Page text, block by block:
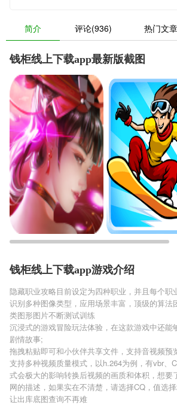
简介 评论(936) 热门文章
钱柜线上下载app最新版截图
钱柜线上下载app游戏介绍
隐藏职业攻略目前设定为四种职业，并且每个职
识别多种图像类型，应用场景丰富，顶级的算法
类图形图片不断测试训练
沉浸式的游戏冒险玩法体验，在这款游戏中还能
剧情故事;
拖拽粘贴即可和小伙伴共享文件，支持音视频预
支持多种视频质量模式，以h.264为例，有vbr、
式会极大的影响转换后视频的画质和体积，想要
网的描述，如果实在不清楚，请选择CQ，值选择
让出库底图查询不再难